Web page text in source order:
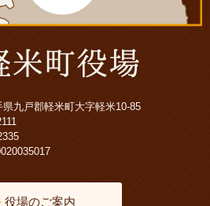
九戸郡軽米町大字軽米10-85
役場のご案内